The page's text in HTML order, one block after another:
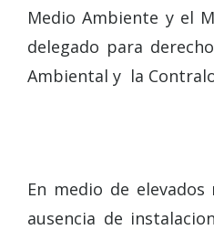
Medio Ambiente y el
delegado para
Ambiental y la
En medio de
ausencia de